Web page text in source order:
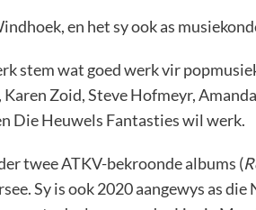
en het sy ook as
stem wat goed werk vir
Zoid, Steve Hofmeyr,
Die Heuwels Fantasties wil werk.
twee ATKV-bekroonde albums (
Sy is ook 2020 aangewys as die